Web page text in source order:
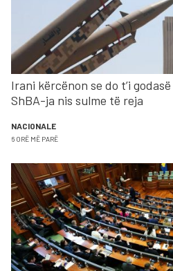
Irani kërcënon se do t’i
ShBA-ja nis sulme të reja
NACIONALE
6 ORË MË PARË